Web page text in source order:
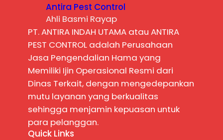
Antira Pest Control
Ahli Basmi Rayap
PT. ANTIRA INDAH UTAMA atau ANTIRA
PEST CONTROL adalah Perusahaan
Jasa Pengendalian Hama yang
Memiliki Ijin Operasional Resmi dari
Dinas Terkait, dengan mengedepankan
mutu layanan yang berkualitas
sehingga menjamin kepuasan untuk
para pelanggan.
Quick Links